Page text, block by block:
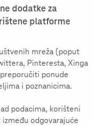
dodatke za
platforme
mreža (poput
Pinteresta, Xinga
ponude
i poznanicima.
podacima, korišteni
odgovarajuće